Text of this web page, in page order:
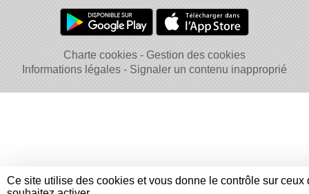
Charte cookies
Gestion des cookies
Informations légales
Signaler un contenu inapproprié
Ce site utilise des cookies et vous donne le contrôle sur ceux